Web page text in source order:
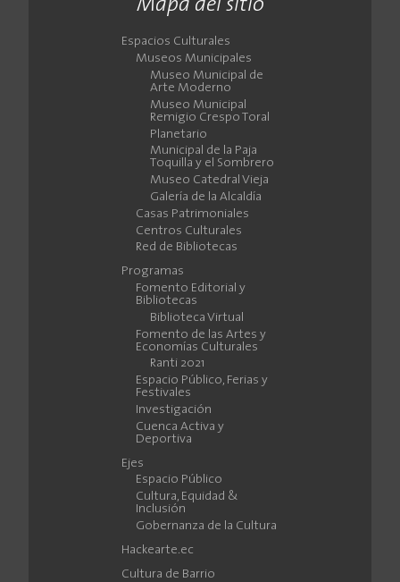
Mapa del sitio
Espacios Culturales
Museos Municipales
Museo Municipal de
Arte Moderno
Museo Municipal
Remigio Crespo Toral
Planetario
Municipal de la Paja
Toquilla y el Sombrero
Museo Catedral Vieja
Galería de la Alcaldía
Casas Patrimoniales
Centros Culturales
Red de Bibliotecas
Programas
Fomento Editorial y
Bibliotecas
Biblioteca Virtual
Fomento de las Artes y
Economías Culturales
Ranti 2021
Espacio Público, Ferias y
Festivales
Investigación
Cuenca Activa y
Deportiva
Ejes
Espacio Público
Cultura, Equidad &
Inclusión
Gobernanza de la Cultura
Hackearte.ec
Cultura de Barrio